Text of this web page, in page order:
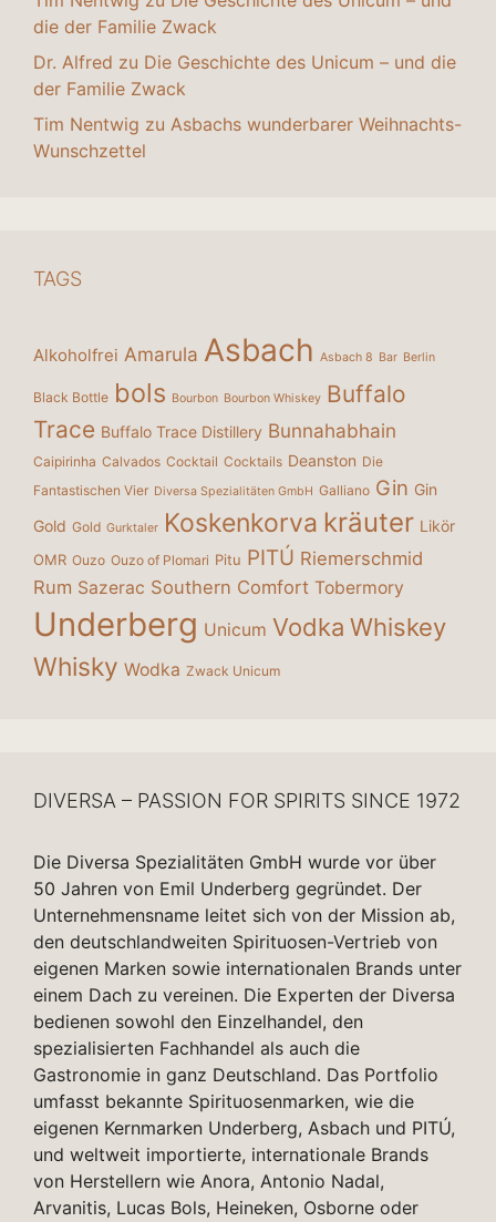
die der Familie Zwack
Dr. Alfred zu Die Geschichte des Unicum – und die
der Familie Zwack
Tim Nentwig zu Asbachs wunderbarer Weihnachts-
Wunschzettel
TAGS
Alkoholfrei Amarula Asbach Asbach 8 Bar Berlin
Black Bottle bols Bourbon Bourbon Whiskey Buffalo
Trace Buffalo Trace Distillery Bunnahabhain
Caipirinha Calvados Cocktail Cocktails Deanston Die
Fantastischen Vier Diversa Spezialitäten GmbH Galliano Gin Gin
Gold Gold Gurktaler Koskenkorva kräuter Likör
OMR Ouzo Ouzo of Plomari Pitu PITÚ Riemerschmid
Rum Sazerac Southern Comfort Tobermory
Underberg Unicum Vodka Whiskey
Whisky Wodka Zwack Unicum
DIVERSA – PASSION FOR SPIRITS SINCE 1972
Die Diversa Spezialitäten GmbH wurde vor über
50 Jahren von Emil Underberg gegründet. Der
Unternehmensname leitet sich von der Mission ab,
den deutschlandweiten Spirituosen-Vertrieb von
eigenen Marken sowie internationalen Brands unter
einem Dach zu vereinen. Die Experten der Diversa
bedienen sowohl den Einzelhandel, den
spezialisierten Fachhandel als auch die
Gastronomie in ganz Deutschland. Das Portfolio
umfasst bekannte Spirituosenmarken, wie die
eigenen Kernmarken Underberg, Asbach und PITÚ,
und weltweit importierte, internationale Brands
von Herstellern wie Anora, Antonio Nadal,
Arvanitis, Lucas Bols, Heineken, Osborne oder